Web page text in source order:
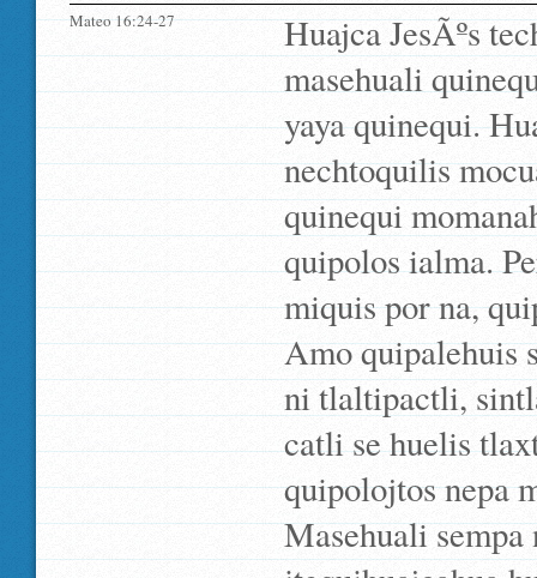
Mateo 16:24-27
Huajca JesÃºs
masehuali
yaya quinequi.
nechtoquilis
quinequi
quipolos ialma.
miquis por na,
Amo quipalehuis
ni tlaltipactli,
catli se huelis
quipolojtos nepa
Masehuali